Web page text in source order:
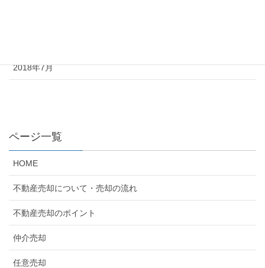
2018年7月
ページ一覧
HOME
不動産売却について・売却の流れ
不動産売却のポイント
仲介売却
任意売却